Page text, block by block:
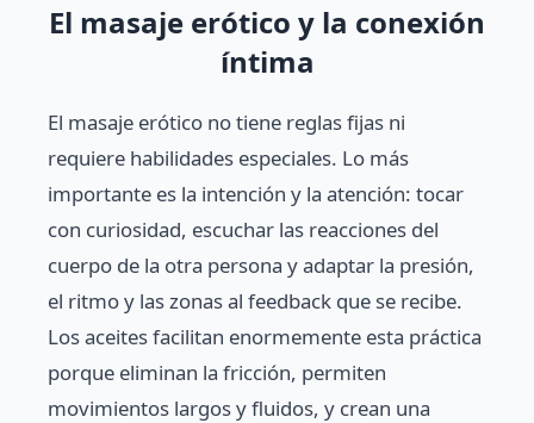
El masaje erótico y la conexión
íntima
El masaje erótico no tiene reglas fijas ni
requiere habilidades especiales. Lo más
importante es la intención y la atención: tocar
con curiosidad, escuchar las reacciones del
cuerpo de la otra persona y adaptar la presión,
el ritmo y las zonas al feedback que se recibe.
Los aceites facilitan enormemente esta práctica
porque eliminan la fricción, permiten
movimientos largos y fluidos, y crean una